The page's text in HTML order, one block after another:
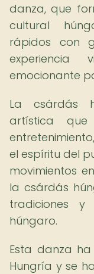
danza, que
cultural
rápidos con
experiencia
emocionante
La csárdás
artística
el espíritu del
movimientos
la csárdás
tradiciones
húngaro.
Esta danza
Hungría y se